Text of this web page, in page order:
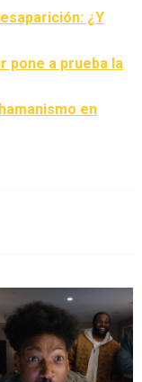
¿Y
pone a prueba la
en